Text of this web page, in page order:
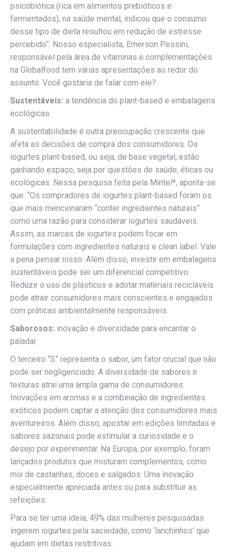
psicobiótica (rica em alimentos prebióticos e
fermentados), na saúde mental, indicou que o consumo
desse tipo de dieta resultou em redução de estresse
percebido”. Nosso especialista, Emerson Pessini,
responsável pela área de vitaminas e complementações
na Globalfood tem várias apresentações ao redor do
assunto. Você gostaria de falar com ele?
Sustentáveis: a tendência do plant-based e embalagens
ecológicas.
A sustentabilidade é outra preocupação crescente que
afeta as decisões de compra dos consumidores. Os
iogurtes plant-based, ou seja, de base vegetal, estão
ganhando espaço, seja por questões de saúde, éticas ou
ecológicas. Nessa pesquisa feita pela Mintel*, aponta-se
que: “Os compradores de iogurtes plant-based foram os
que mais mencionaram “conter ingredientes naturais”
como uma razão para considerar iogurtes saudáveis.
Assim, as marcas de iogurtes podem focar em
formulações com ingredientes naturais e clean label. Vale
a pena pensar nisso. Além disso, investir em embalagens
sustentáveis pode ser um diferencial competitivo.
Reduzir o uso de plásticos e adotar materiais recicláveis
pode atrair consumidores mais conscientes e engajados
com práticas ambientalmente responsáveis.
Saborosos: inovação e diversidade para encantar o
paladar.
O terceiro “S” representa o sabor, um fator crucial que não
pode ser negligenciado. A diversidade de sabores e
texturas atrai uma ampla gama de consumidores.
Inovações em aromas e a combinação de ingredientes
exóticos podem captar a atenção dos consumidores mais
aventureiros. Além disso, apostar em edições limitadas e
sabores sazonais pode estimular a curiosidade e o
desejo por experimentar. Na Europa, por exemplo, foram
lançados produtos que misturam complementos, como
mix de castanhas, doces e salgados. Uma inovação
especialmente apreciada antes ou para substituir as
refeições.
Para se ter uma ideia, 49% das mulheres pesquisadas
ingerem iogurtes pela saciedade, como ‘lanchinhos’ que
ajudam em dietas restritivas.